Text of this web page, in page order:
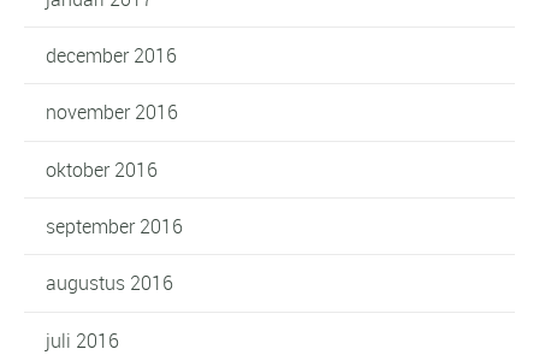
december 2016
november 2016
oktober 2016
september 2016
augustus 2016
juli 2016